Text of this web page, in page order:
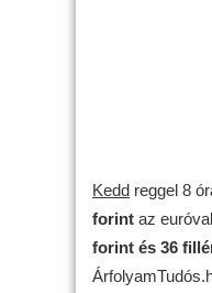
Kedd reggel 8
forint az
forint és 36